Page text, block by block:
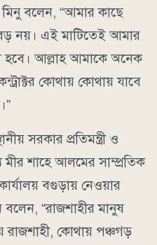
বলেন, “আমার কাছে
বড় নয়। এই মাটিতেই আমার
আল্লাহ আমাকে অনেক
কোথায় কোথায় যাবে
সরকার প্রতিমন্ত্রী ও
শাহে আলমের সাম্প্রতিক
বগুড়ায় নেওয়ার
বলেন, “রাজশাহীর মানুষ
রাজশাহী, কোথায় পঞ্চগড়